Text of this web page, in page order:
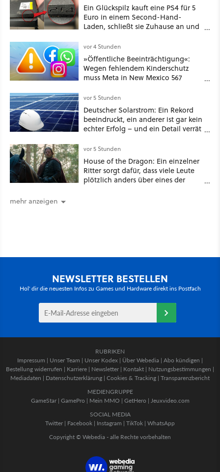
Ein Glückspilz kauft eine PS4 für 5
Euro in einem Second-Hand-
Laden, schließt sie Zuhause an und
funktionierende PlayStation [Best of
GameStar]
vor 4 Stunden
»Öffentliche Beeinträchtigung«:
Wegen fehlendem Kinderschutz
muss Meta in New Mexico 567
vor 5 Stunden
Deutscher Solarstrom: Ein Rekord
beeindruckt, ein anderer ist gar kein
echter Erfolg – und ein Detail verrät
jede Zahl
vor 5 Stunden
House of the Dragon: Ein einzelner
Ritter sorgt dafür, dass viele Leute
plötzlich anders über eines der
mehr anzeigen
NEWSLETTER BESTELLEN
Hol' dir die neuesten Infos zu Games und Hardware direkt ins Postfach
RUBRIKEN
Impressum | Unser Team | Unser Kodex | Über Webedia | Abo kündigen |
Bestellung widerrufen | Karriere | Newsletter | Kontakt | Nutzungsbestimmungen |
Mediadaten | Datenschutzerklärung | Cookies & Tracking | Transparenzbericht
MEDIENGRUPPE
GameStar| GamePro | Mein MMO | GetHero | Jeuxvideo.com
SOCIAL MEDIA
Twitter | Facebook | Instagram | TikTok | WhatsApp
Copyright © Webedia - alle Rechte vorbehalten